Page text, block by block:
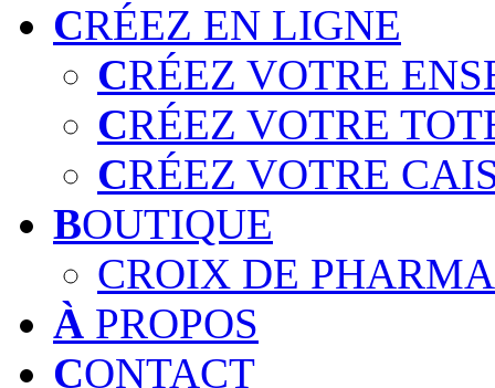
CRÉEZ EN LIGNE
CRÉEZ VOTRE
CRÉEZ VOTRE
CRÉEZ VOTRE
BOUTIQUE
CROIX DE
À PROPOS
CONTACT